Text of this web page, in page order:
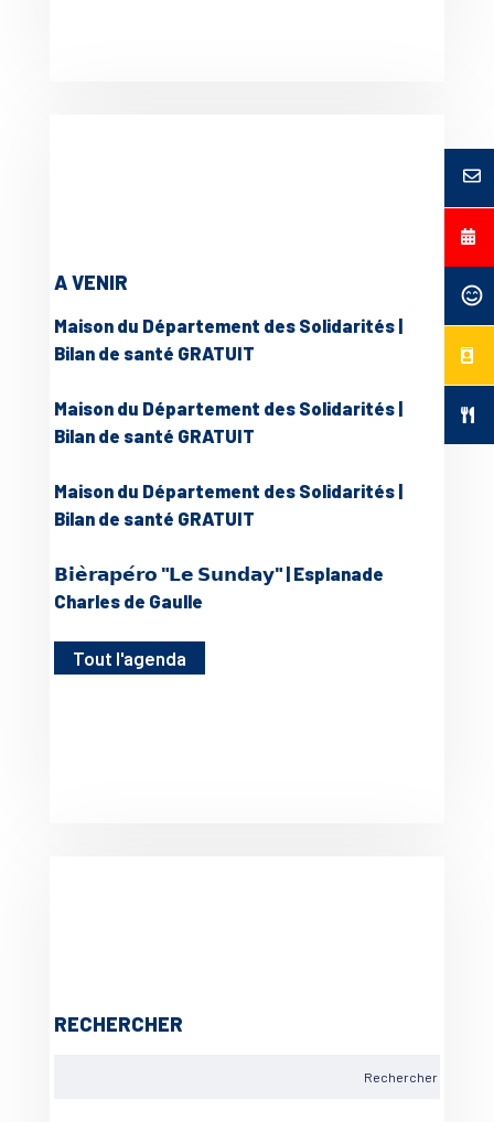
A VENIR
Maison du Département des Solidarités |
Bilan de santé GRATUIT
Maison du Département des Solidarités |
Bilan de santé GRATUIT
Maison du Département des Solidarités |
Bilan de santé GRATUIT
𝗕𝗶𝗲̀𝗿𝗮𝗽𝗲́𝗿𝗼 "𝗟𝗲 𝗦𝘂𝗻𝗱𝗮𝘆" | Esplanade
Charles de Gaulle
Tout l'agenda
RECHERCHER